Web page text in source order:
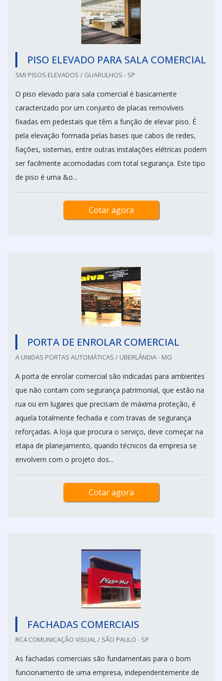
PISO ELEVADO PARA SALA COMERCIAL
SMI PISOS ELEVADOS / GUARULHOS - SP
O piso elevado para sala comercial é basicamente
caracterizado por um conjunto de placas removíveis
fixadas em pedestais que têm a função de elevar piso. É
pela elevação formada pelas bases que cabos de redes,
fiações, sistemas, entre outras instalações elétricas podem
ser facilmente acomodadas com total segurança. Este tipo
de piso é uma &o...
Cotar agora
PORTA DE ENROLAR COMERCIAL
A UNIDAS PORTAS AUTOMÁTICAS / UBERLÂNDIA - MG
A porta de enrolar comercial são indicadas para ambientes
que não contam com segurança patrimonial, que estão na
rua ou em lugares que precisam de máxima proteção, é
aquela totalmente fechada e com travas de segurança
reforçadas. A loja que procura o serviço, deve começar na
etapa de planejamento, quando técnicos da empresa se
envolvem com o projeto dos...
Cotar agora
FACHADAS COMERCIAIS
RC4 COMUNICAÇÃO VISUAL / SÃO PAULO - SP
As fachadas comerciais são fundamentais para o bom
funcionamento de uma empresa, independentemente de